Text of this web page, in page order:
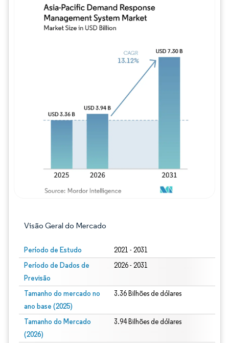
Visão Geral do Mercado
Período de Estudo 2021 - 2031
Período de Dados de
Previsão
2026 - 2031
Tamanho do mercado no
ano base (2025)
3.36 Bilhões de dólares
Tamanho do Mercado
(2026)
3.94 Bilhões de dólares
Imagem © Mordor Intelligence. O reuso